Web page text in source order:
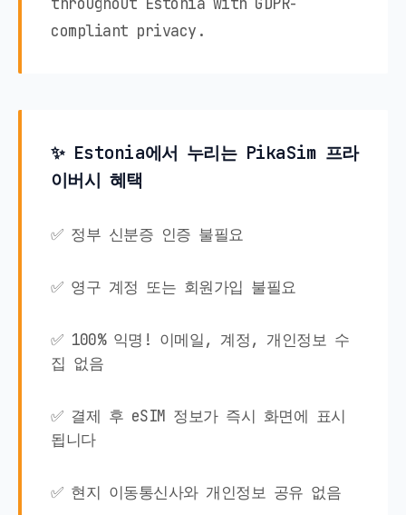
compliant privacy.
✨ Estonia에서 누리는 PikaSim 프라
이버시 혜택
✅ 정부 신분증 인증 불필요
✅ 영구 계정 또는 회원가입 불필요
✅ 100% 익명! 이메일, 계정, 개인정보 수
집 없음
✅ 결제 후 eSIM 정보가 즉시 화면에 표시
됩니다
✅ 현지 이동통신사와 개인정보 공유 없음